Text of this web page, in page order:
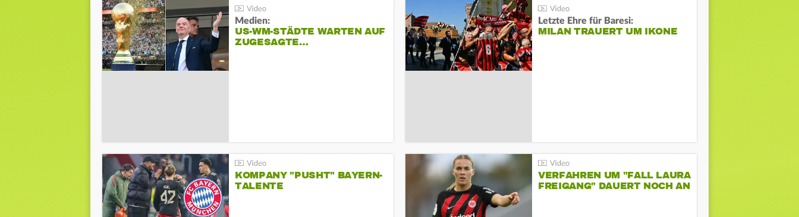
Medien:
US-WM-STÄDTE WARTEN AUF
ZUGESAGTE…
Letzte Ehre für Baresi:
MILAN TRAUERT UM IKONE
KOMPANY "PUSHT" BAYERN-
TALENTE
VERFAHREN UM "FALL LAURA
FREIGANG" DAUERT NOCH AN